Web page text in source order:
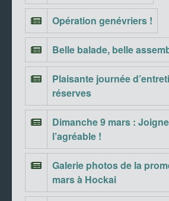
Opération genévriers !
Belle balade, belle
Plaisante journée
réserves
Dimanche 9 mars :
l’agréable !
Galerie photos de la
mars à Hockai